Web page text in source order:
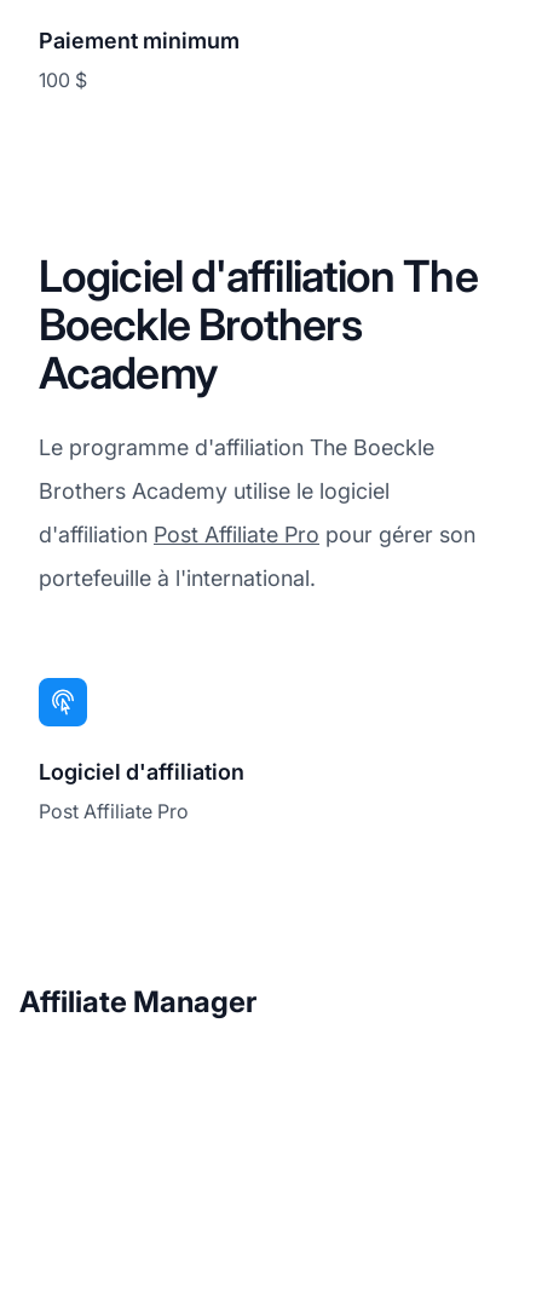
Paiement minimum
100 $
Logiciel d'affiliation The
Boeckle Brothers
Academy
Le programme d'affiliation The Boeckle
Brothers Academy utilise le logiciel
d'affiliation Post Affiliate Pro pour gérer son
portefeuille à l'international.
Logiciel d'affiliation
Post Affiliate Pro
Affiliate Manager